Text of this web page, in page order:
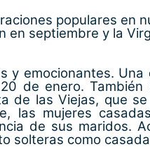
populares en
septiembre y la
emocionantes.
de enero.
de las Viejas, que
las mujeres
de sus maridos.
solteras como